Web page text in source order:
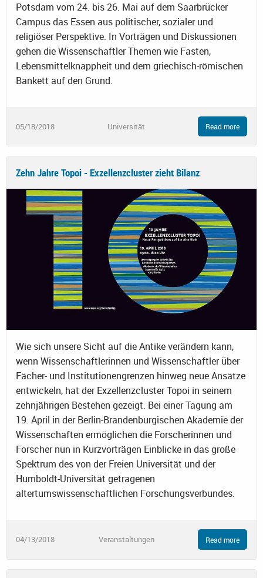
Potsdam vom 24. bis 26. Mai auf dem Saarbrücker
Campus das Essen aus politischer, sozialer und
religiöser Perspektive. In Vorträgen und Diskussionen
gehen die Wissenschaftler Themen wie Fasten,
Lebensmittelknappheit und dem griechisch-römischen
Bankett auf den Grund.
05/18/2018 Universität Read more
Zehn Jahre Topoi - Exzellenzcluster zieht Bilanz
Wie sich unsere Sicht auf die Antike verändern kann,
wenn Wissenschaftlerinnen und Wissenschaftler über
Fächer- und Institutionengrenzen hinweg neue Ansätze
entwickeln, hat der Exzellenzcluster Topoi in seinem
zehnjährigen Bestehen gezeigt. Bei einer Tagung am
19. April in der Berlin-Brandenburgischen Akademie der
Wissenschaften ermöglichen die Forscherinnen und
Forscher nun in Kurzvorträgen Einblicke in das große
Spektrum des von der Freien Universität und der
Humboldt-Universität getragenen
altertumswissenschaftlichen Forschungsverbundes.
04/13/2018 Veranstaltungen Read more